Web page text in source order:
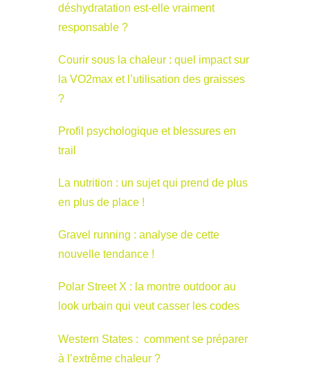
déshydratation est-elle vraiment
responsable ?
Courir sous la chaleur : quel impact sur
la VO2max et l’utilisation des graisses
?
Profil psychologique et blessures en
trail
La nutrition : un sujet qui prend de plus
en plus de place !
Gravel running : analyse de cette
nouvelle tendance !
Polar Street X : la montre outdoor au
look urbain qui veut casser les codes
Western States : comment se préparer
à l’extrême chaleur ?